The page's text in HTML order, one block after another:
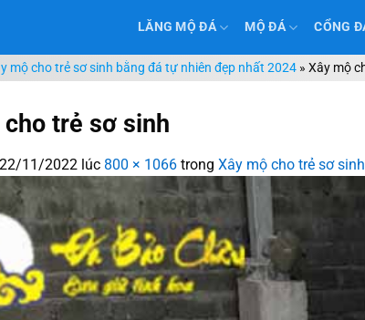
LĂNG MỘ ĐÁ MỘ ĐÁ CỔNG
mộ cho trẻ sơ sinh bằng đá tự nhiên đẹp nhất 2024 » Xây mộ
cho trẻ sơ sinh
22/11/2022 lúc 800 × 1066 trong Xây mộ cho trẻ sơ